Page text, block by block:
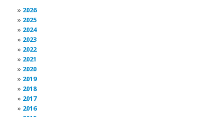
2026
2025
2024
2023
2022
2021
2020
2019
2018
2017
2016